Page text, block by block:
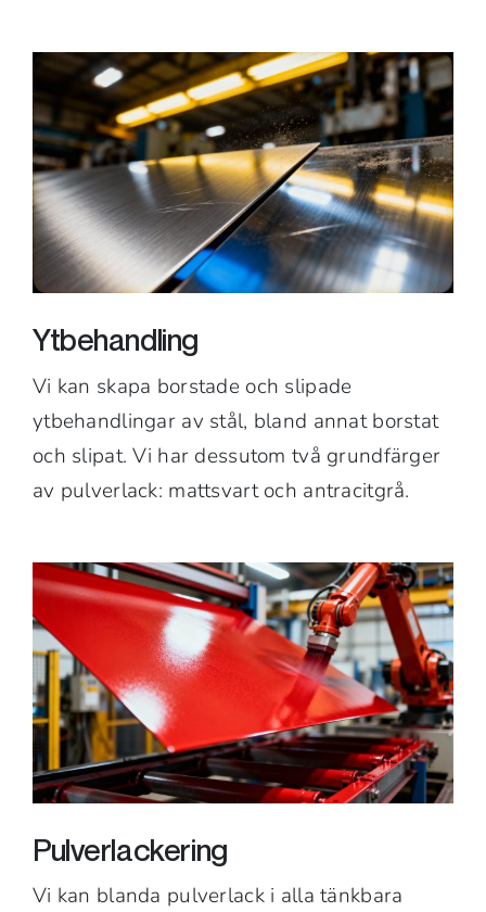
Ytbehandling
Vi kan skapa borstade och slipade
ytbehandlingar av stål, bland annat borstat
och slipat. Vi har dessutom två grundfärger
av pulverlack: mattsvart och antracitgrå.
Pulverlackering
Vi kan blanda pulverlack i alla tänkbara